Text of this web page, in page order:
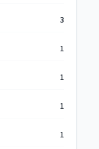
3
1
1
1
1